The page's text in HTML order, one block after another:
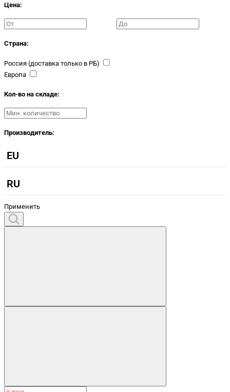
Цена:
Страна:
Россия (доставка только в РБ)
Европа
Кол-во на складе:
Производитель:
EU
RU
Применить